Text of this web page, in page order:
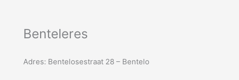
Benteleres
Adres: Bentelosestraat 28 – Bentelo